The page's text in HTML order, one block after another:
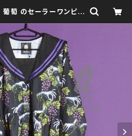
葡萄 のセーラーワンピー
シルエット オーバーサイ
ショルダー ゴス ゴシック
ンク ロック Ｖ 系 原宿 個
-クローク-